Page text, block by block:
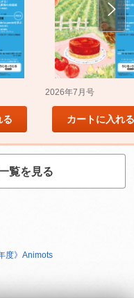
る
2026年7月号
カートに入れる
覧を見る
度》Animots